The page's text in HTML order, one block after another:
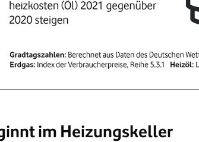
für die Heizkostenabrechnung 2021:
im Heizungskeller